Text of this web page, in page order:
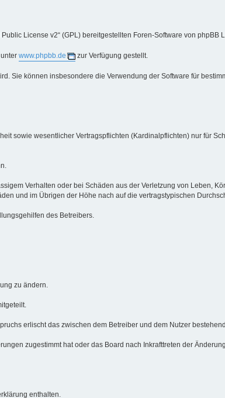
License v2“ (GPL) bereitgestellten Foren-Software von phpBB
www.phpbb.de zur Verfügung gestellt.
Sie können insbesondere die Verwendung der Software für
sowie wesentlicher Vertragspflichten (Kardinalpflichten) nur für
Verhalten oder bei Schäden aus der Verletzung von Leben,
und im Übrigen der Höhe nach auf die vertragstypischen
des Betreibers.
zu ändern.
erlischt das zwischen dem Betreiber und dem Nutzer
zugestimmt hat oder das Board nach Inkrafttreten der
enthalten.